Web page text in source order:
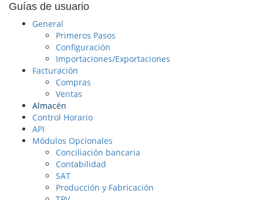
Guías de usuario
General
Primeros Pasos
Configuración
Importaciones/Exportaciones
Facturación
Compras
Ventas
Almacén
Control Horario
API
Módulos Opcionales
Conciliación bancaria
Contabilidad
SAT
Producción y Fabricación